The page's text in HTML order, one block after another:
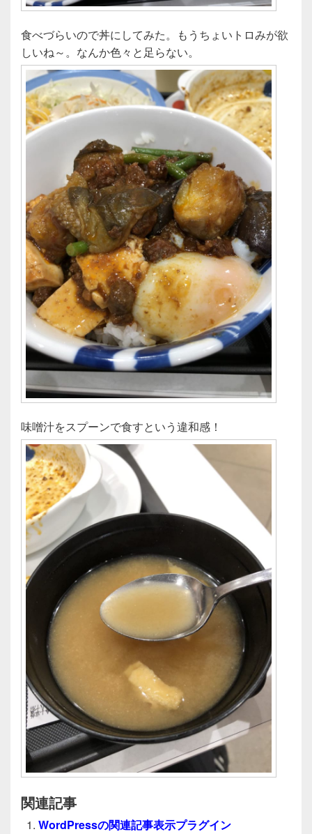
食べづらいので丼にしてみた。もうちょいトロみが欲
しいね～。なんか色々と足らない。
味噌汁をスプーンで食すという違和感！
関連記事
WordPressの関連記事表示プラグイン